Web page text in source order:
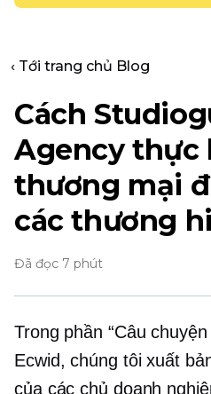
‹ Tới trang chủ Blog
Cách
Agency thực
thương mại
các thương
Đã đọc 7 phút
Trong phần “Câu
Ecwid, chúng tôi xuất
của các chủ doanh